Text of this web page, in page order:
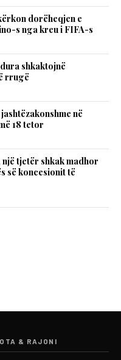
dorëheqjen e
s nga kreu i FIFA-s
shkaktojnë
rrugë
në
18 tetor
tjetër shkak madhor
së koncesionit të
& RAJONI